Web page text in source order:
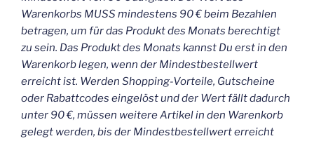
Warenkorbs MUSS mindestens 90 € beim Bezahlen
betragen, um für das Produkt des Monats berechtigt
zu sein. Das Produkt des Monats kannst Du erst in den
Warenkorb legen, wenn der Mindestbestellwert
erreicht ist. Werden Shopping-Vorteile, Gutscheine
oder Rabattcodes eingelöst und der Wert fällt dadurch
unter 90 €, müssen weitere Artikel in den Warenkorb
gelegt werden, bis der Mindestbestellwert erreicht